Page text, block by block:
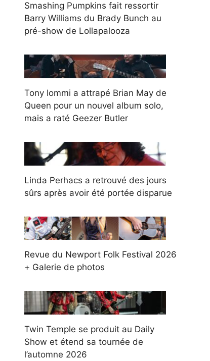
Smashing Pumpkins fait ressortir
Barry Williams du Brady Bunch au
pré-show de Lollapalooza
Tony Iommi a attrapé Brian May de
Queen pour un nouvel album solo,
mais a raté Geezer Butler
Linda Perhacs a retrouvé des jours
sûrs après avoir été portée disparue
Revue du Newport Folk Festival 2026
+ Galerie de photos
Twin Temple se produit au Daily
Show et étend sa tournée de
l’automne 2026